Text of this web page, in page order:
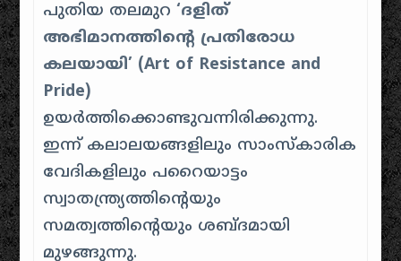
പുതിയ തലമുറ‘ദളിത്
അഭിമാനത്തിന്റെ പ്രതിരോധ
കലയായി’ (Art of Resistance and
Pride)
ഉയർത്തിക്കൊണ്ടുവന്നിരിക്കുന്നു.
ഇന്ന് കലാലയങ്ങളിലും സാംസ്കാരിക
വേദികളിലും പറൈയാട്ടം
സ്വാതന്ത്ര്യത്തിന്റെയും
സമത്വത്തിന്റെയും ശബ്ദമായി
മുഴങ്ങുന്നു.